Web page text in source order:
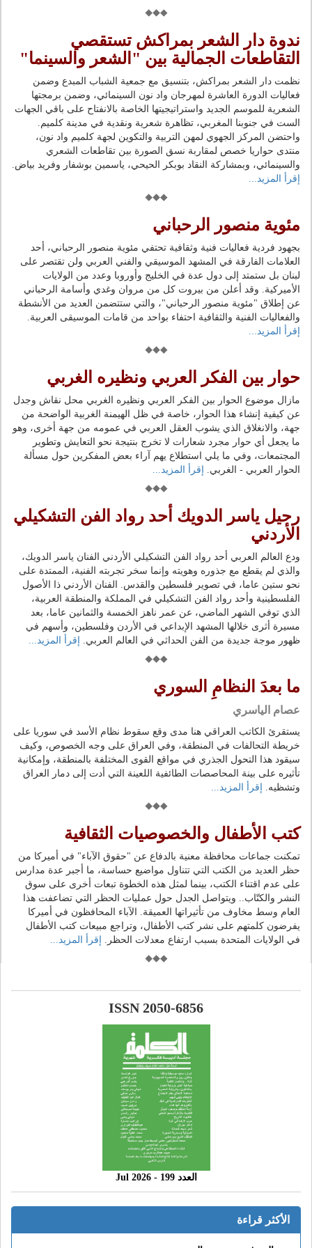
ندوة دار الشعر بمراكش تستقصي
التقاطعات الجمالية بين "الشعر والسينما"
نظمت دار الشعر بمراكش، بتنسيق مع جمعية الشباب المبدع وضمن
فعاليات الدورة العاشرة لمهرجان واد نون السينمائي، وضمن برمجتها
الشعرية للموسم الجديد واستراتيجيتها الخاصة بالانفتاح على باقي الجهات
الست في جنوبنا المغربي، تظاهرة شعرية ونقدية في مدينة كلميم.
واحتضن المركز الجهوي لمهن التربية والتكوين لجهة كلميم واد نون،
منتدى حواريا خصص لمقاربة نسق الصورة بين تقاطعات الشعري
والسينمائي، وبمشاركة النقاد بوبكر الحيحي، ياسمين بوشفار وفريد بياض.
إقرأ المزيد...
مئوية منصور الرحباني
بجهود فردية فعاليات فنية وثقافية تحتفي مئوية منصور الرحباني، أحد
العلامات الفارقة في المشهد الموسيقي والفني العربي ولن تقتصر على
لبنان بل ستمتد إلى دول عدة في الخليج وأوروبا وعدد من الولايات
الأميركية. وقد أعلن من بيروت كل من مروان وغدي وأسامة الرحباني
عن إطلاق "مئوية منصور الرحباني"، والتي ستتضمن العديد من الأنشطة
والفعاليات الفنية والثقافية احتفاء بواحد من قامات الموسيقى العربية.
إقرأ المزيد...
حوار بين الفكر العربي ونظيره الغربي
مازال موضوع الحوار بين الفكر العربي ونظيره الغربي محل نقاش وجدل
عن كيفية إنشاء هذا الحوار، خاصة في ظل الهيمنة الغربية الواضحة من
جهة، والانغلاق الذي يشوب العقل العربي في عمومه من جهة أخرى، وهو
ما يجعل أي حوار مجرد شعارات لا تخرج بنتيجة نحو التعايش وتطوير
المجتمعات، وفي ما يلي استطلاع يهم آراء بعض المفكرين حول مسألة
الحوار العربي - الغربي.
إقرأ المزيد...
رحيل ياسر الدويك أحد رواد الفن التشكيلي
الأردني
ودع العالم العربي أحد رواد الفن التشكيلي الأردني الفنان ياسر الدويك،
والذي لم يقطع مع جذوره وهويته وإنما سخر تجربته الفنية، الممتدة على
نحو ستين عاما، في تصوير فلسطين والقدس. الفنان الأردني ذا الأصول
الفلسطينية وأحد رواد الفن التشكيلي في المملكة والمنطقة العربية،
الذي توفي الشهر الماضي، عن عمر ناهز الخمسة والثمانين عاما، بعد
مسيرة أثرى خلالها المشهد الإبداعي في الأردن وفلسطين، وأسهم في
ظهور موجة جديدة من الفن الحداثي في العالم العربي.
إقرأ المزيد...
ما بعدَ النظامِ السوري
عصام الياسري
يستقرئ الكاتب العراقي هنا مدى وقع سقوط نظام الأسد في سوريا على
خريطة التحالفات في المنطقة، وفي العراق على وجه الخصوص، وكيف
سيقود هذا التحول الجذري في مواقع القوى المختلفة بالمنطقة، وإمكانية
تأثيره على بينة المحاصصات الطائفية اللعينة التي أدت إلى دمار العراق
وتشظيه.
إقرأ المزيد...
كتب الأطفال والخصوصيات الثقافية
تمكنت جماعات محافظة معنية بالدفاع عن "حقوق الآباء" في أميركا من
حظر العديد من الكتب التي تتناول مواضيع حساسة، ما أجبر عدة مدارس
على عدم اقتناء الكتب، بينما لمثل هذه الخطوة تبعات أخرى على سوق
النشر والكتّاب.. ويتواصل الجدل حول عمليات الحظر التي تضاعفت هذا
العام وسط مخاوف من تأثيراتها العميقة. الآباء المحافظون في أميركا
يفرضون كلمتهم على نشر كتب الأطفال، وتراجع مبيعات كتب الأطفال
في الولايات المتحدة بسبب ارتفاع معدلات الحظر.
إقرأ المزيد...
ISSN 2050-6856
العدد 199 - 2026 Jul
الأكثر قراءة